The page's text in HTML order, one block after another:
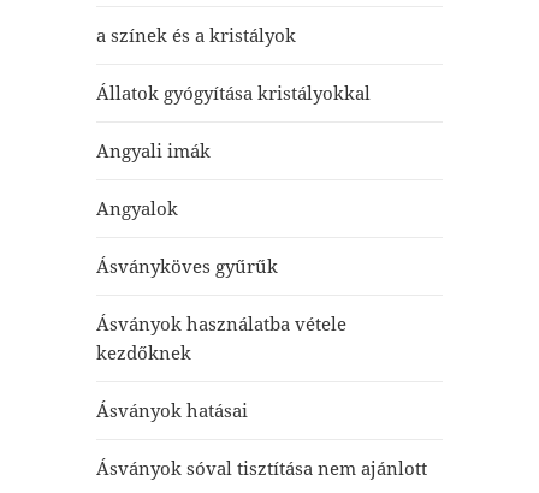
a színek és a kristályok
Állatok gyógyítása kristályokkal
Angyali imák
Angyalok
Ásványköves gyűrűk
Ásványok használatba vétele
kezdőknek
Ásványok hatásai
Ásványok sóval tisztítása nem ajánlott